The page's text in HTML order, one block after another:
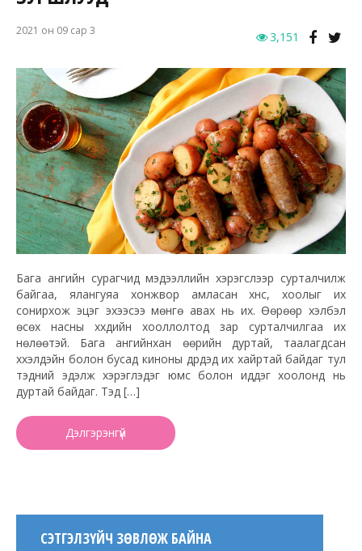
2021 он 09 сар 3 3,151
Бага ангийн сурагчид мэдээллийн хэрэгслээр сурталчилж
байгаа, ялангуяа хонжвор амласан хүнс, хоолыг их
сонирхож эцэг эхээсээ мөнгө авах нь их. Өөрөөр хэлбэл
өсөх насны хүүхдийн хооллолтод зар сурталчилгаа их
нөлөөтэй. Бага ангийнхан өөрийн дуртай, таалагдсан
хүүхэлдэйн болон бусад киноны дүрүүдэд их хайртай байдаг тул
тэдний эдэлж хэрэглэдэг юмс болон иддэг хоолонд нь
дуртай байдаг. Тэд […]
Дэлгэрэнгүй
СЭТГЭЛЗҮЙЧ ЗӨВЛӨЖ БАЙНА